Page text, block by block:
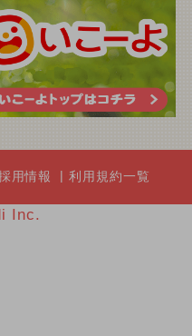
用情報 利用規約一覧
Inc.